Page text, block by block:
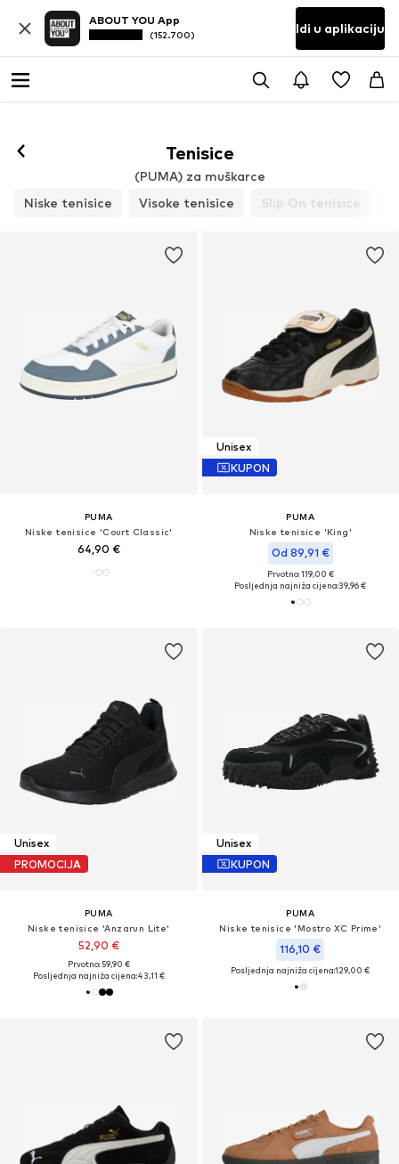
ABOUT YOU App
(152.700) Idi u aplikaciju
Tenisice
(PUMA) za muškarce
Niske tenisice
Visoke tenisice Slip On tenisice
PUMA
Niske tenisice 'Court Classic'
64,90 €
Unisex
KUPON
PUMA
Niske tenisice 'King'
Od 89,91 €
Prvotno: 119,00 €
Posljednja najniža cijena:39,96 €
Unisex
PROMOCIJA
PUMA
Niske tenisice 'Anzarun Lite'
52,90 €
Prvotno: 59,90 €
Posljednja najniža cijena:43,11 €
Unisex
KUPON
PUMA
Niske tenisice 'Mostro XC Prime'
116,10 €
Posljednja najniža cijena:129,00 €